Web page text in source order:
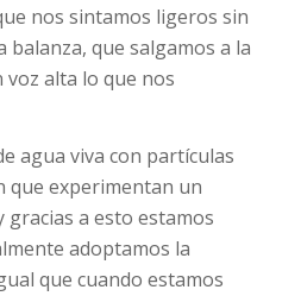
nos sintamos ligeros sin
balanza, que salgamos a la
voz alta lo que nos
agua viva con partículas
que experimentan un
a esto estamos
adoptamos la
que cuando estamos